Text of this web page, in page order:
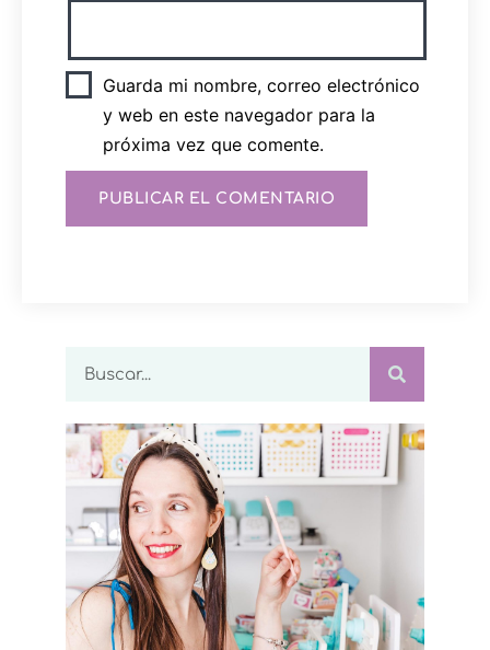
Guarda mi nombre, correo electrónico
y web en este navegador para la
próxima vez que comente.